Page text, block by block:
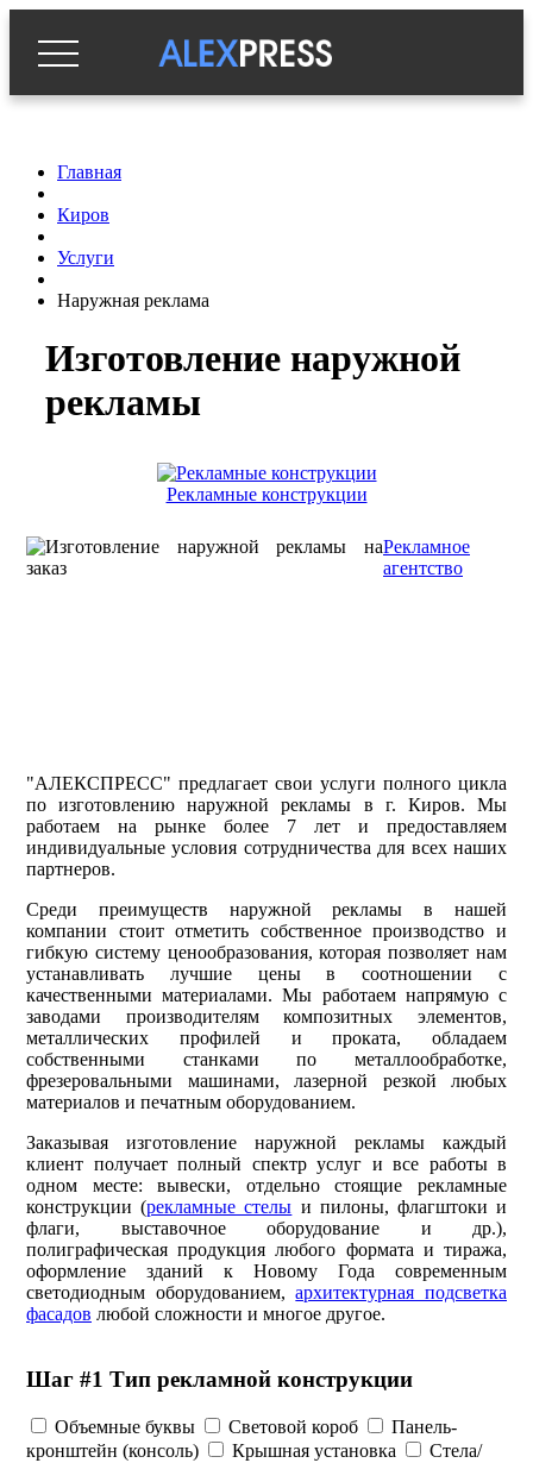
Главная
Киров
Услуги
Наружная реклама
Изготовление наружной
рекламы
Рекламные конструкции
Рекламное
агентство
"АЛЕКСПРЕСС" предлагает свои услуги полного цикла
по изготовлению наружной рекламы в г. Киров. Мы
работаем на рынке более 7 лет и предоставляем
индивидуальные условия сотрудничества для всех наших
партнеров.
Среди преимуществ наружной рекламы в нашей
компании стоит отметить собственное производство и
гибкую систему ценообразования, которая позволяет нам
устанавливать лучшие цены в соотношении с
качественными материалами. Мы работаем напрямую с
заводами производителям композитных элементов,
металлических профилей и проката, обладаем
собственными станками по металлообработке,
фрезеровальными машинами, лазерной резкой любых
материалов и печатным оборудованием.
Заказывая изготовление наружной рекламы каждый
клиент получает полный спектр услуг и все работы в
одном месте: вывески, отдельно стоящие рекламные
конструкции (рекламные стелы и пилоны, флагштоки и
флаги, выставочное оборудование и др.),
полиграфическая продукция любого формата и тиража,
оформление зданий к Новому Года современным
светодиодным оборудованием,архитектурная подсветка
фасадов любой сложности и многое другое.
Шаг #1 Тип рекламной конструкции
Объемные буквы Световой короб
Панель-
кронштейн (консоль)
Крышная установка
Стела/